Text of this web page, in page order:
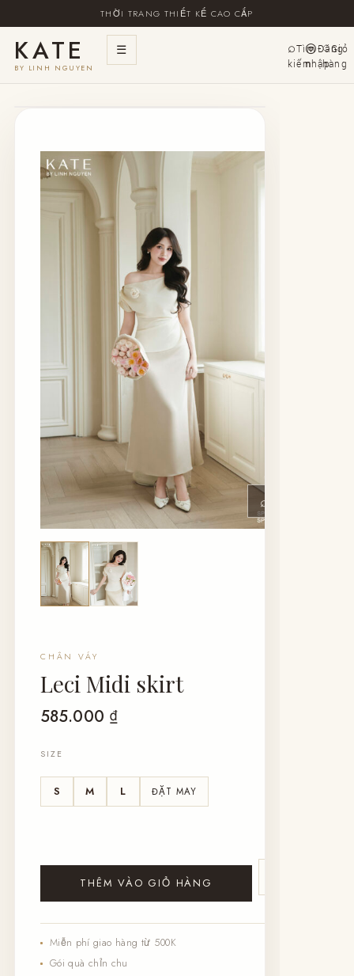
THỜI TRANG THIẾT KẾ CAO CẤP
KATE
BY LINH NGUYEN
☰
Tìm
kiếm
Đăng
nhập
Giỏ
hàng
⌕
CHÂN VÁY
Leci Midi skirt
585.000 ₫
SIZE
S M L ĐẶT MAY
THÊM VÀO GIỎ HÀNG
Miễn phí giao hàng từ 500K
Gói quà chỉn chu